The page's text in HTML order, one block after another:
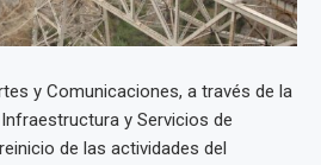
y Comunicaciones, a través de la
y Servicios de
de las actividades del